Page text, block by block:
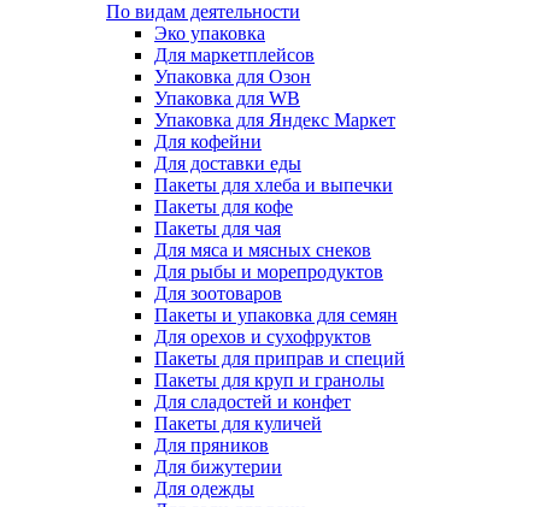
По видам деятельности
Эко упаковка
Для маркетплейсов
Упаковка для Озон
Упаковка для WB
Упаковка для Яндекс Маркет
Для кофейни
Для доставки еды
Пакеты для хлеба и выпечки
Пакеты для кофе
Пакеты для чая
Для мяса и мясных снеков
Для рыбы и морепродуктов
Для зоотоваров
Пакеты и упаковка для семян
Для орехов и сухофруктов
Пакеты для приправ и специй
Пакеты для круп и гранолы
Для сладостей и конфет
Пакеты для куличей
Для пряников
Для бижутерии
Для одежды